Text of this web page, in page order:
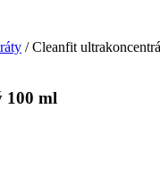
/ Cleanfit
100 ml